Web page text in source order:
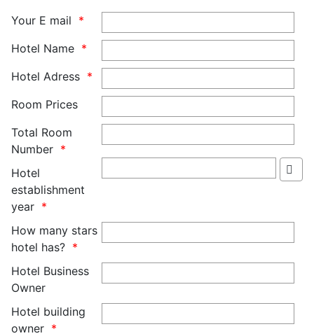
Your E mail
Hotel Name
Hotel Adress
Room Prices
Total Room
Number
Hotel
establishment
year
How many stars
hotel has?
Hotel Business
Owner
Hotel building
owner